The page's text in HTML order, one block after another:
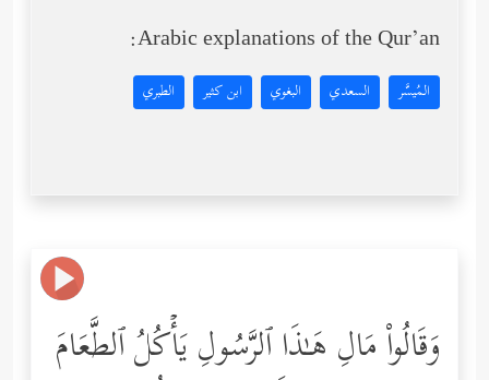
Arabic explanations of the Qur’an:
المُيسَّر السعدي البغوي ابن كثير الطبري
وَقَالُواْ مَالِ هَـٰذَا ٱلرَّسُولِ یَأۡكُلُ ٱلطَّعَامَ